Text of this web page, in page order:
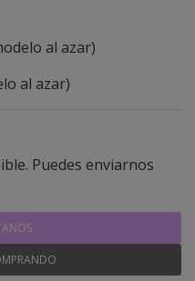
al azar)
al azar)
Puedes enviarnos